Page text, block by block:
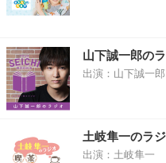
山下誠一郎の
出演：山下誠一郎
土岐隼一のラ
出演：土岐隼一